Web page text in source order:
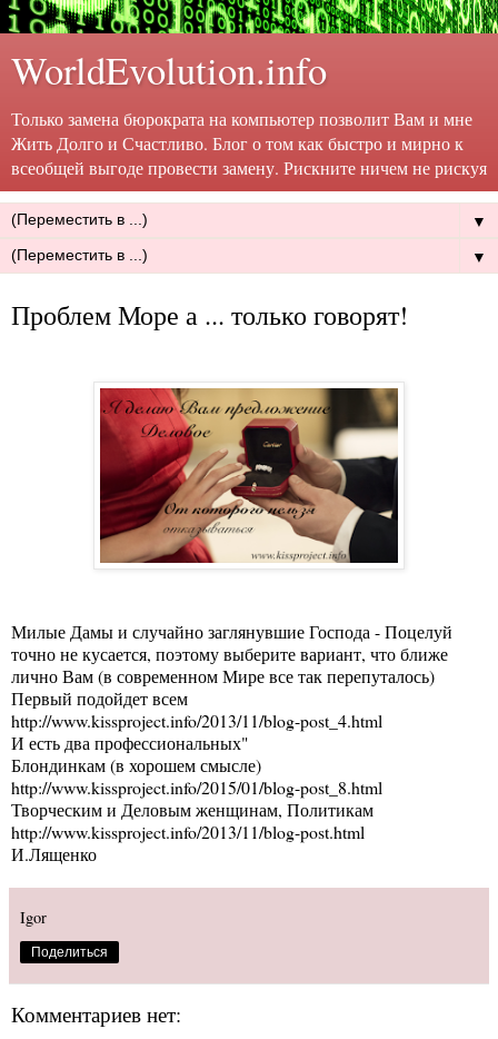
WorldEvolution.info
Только замена бюрократа на компьютер позволит Вам и мне
Жить Долго и Счастливо. Блог о том как быстро и мирно к
всеобщей выгоде провести замену. Рискните ничем не рискуя
▼
▼
Проблем Море а ... только говорят!
Милые Дамы и случайно заглянувшие Господа - Поцелуй
точно не кусается, поэтому выберите вариант, что ближе
лично Вам (в современном Мире все так перепуталось)
Первый подойдет всем
http://www.kissproject.info/2013/11/blog-post_4.html
И есть два профессиональных"
Блондинкам (в хорошем смысле)
http://www.kissproject.info/2015/01/blog-post_8.html
Творческим и Деловым женщинам, Политикам
http://www.kissproject.info/2013/11/blog-post.html
И.Лященко
Igor
Поделиться
Комментариев нет: